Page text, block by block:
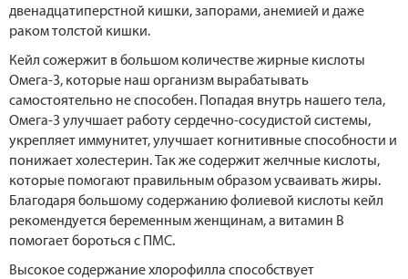
двенадцатиперстной кишки, запорами, анемией и даже
раком толстой кишки.
Кейл сожержит в большом количестве жирные кислоты
Омега-3, которые наш организм вырабатывать
самостоятельно не способен. Попадая внутрь нашего тела,
Омега-3 улучшает работу сердечно-сосудистой системы,
укрепляет иммунитет, улучшает когнитивные способности и
понижает холестерин. Так же содержит желчные кислоты,
которые помогают правильным образом усваивать жиры.
Благодаря большому содержанию фолиевой кислоты кейл
рекомендуется беременным женщинам, а витамин В
помогает бороться с ПМС.
Высокое содержание хлорофилла способствует